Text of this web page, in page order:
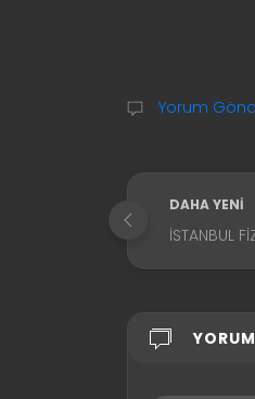
Yorum
DAHA YENI
İSTANBUL